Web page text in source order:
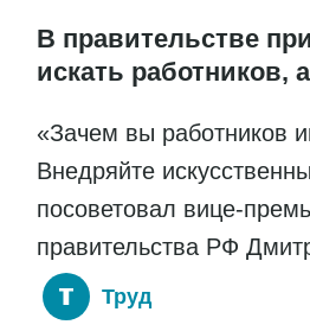
В правительстве
искать работников,
«Зачем вы работников
Внедряйте
посоветовал вице-
правительства РФ
Труд